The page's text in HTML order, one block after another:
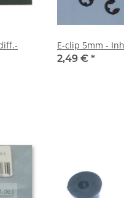
E-
2,49 € *